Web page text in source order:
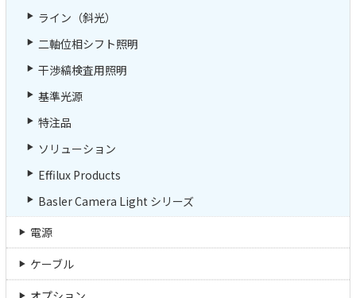
ライン（斜光）
二軸位相シフト照明
干渉縞検査用照明
基準光源
特注品
ソリューション
Effilux Products
Basler Camera Light シリーズ
電源
ケーブル